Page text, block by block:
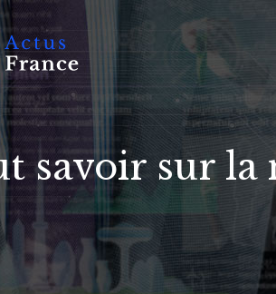
savoir sur la